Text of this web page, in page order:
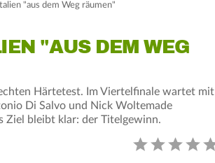
"aus dem Weg räumen"
"AUS DEM WEG
Härtetest. Im Viertelfinale wartet mit
Di Salvo und Nick Woltemade
Ziel bleibt klar: der Titelgewinn.